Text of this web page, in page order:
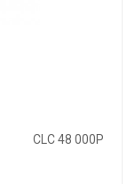
CLC 48 000P